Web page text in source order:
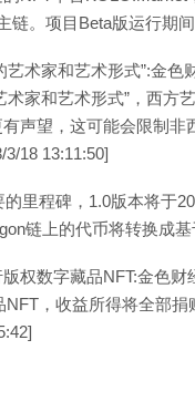
。项目Beta版运行期
术家和艺术形式”:金
家和艺术形式”，西方
声望，这可能会限制非
18 13:11:50]
里程碑，1.0版本将于
链上的代币将转换成基
权数字藏品NFT:金色
NFT，收益所得将全部